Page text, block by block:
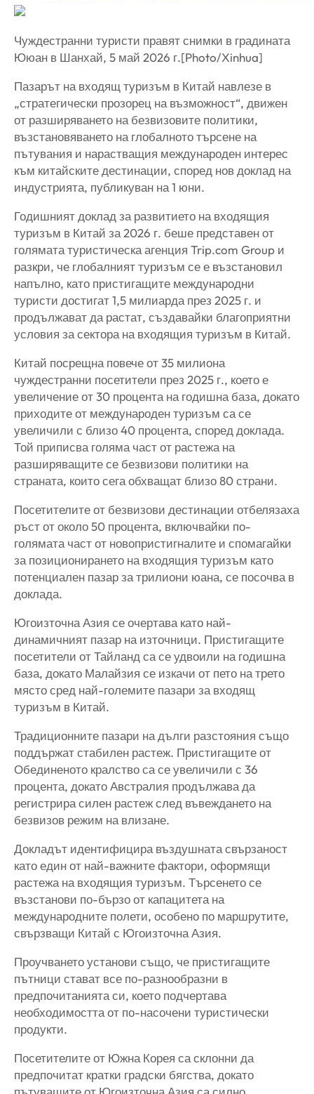
Чуждестранни туристи правят снимки в градината
Ююан в Шанхай, 5 май 2026 г.[Photo/Xinhua]
Пазарът на входящ туризъм в Китай навлезе в
„стратегически прозорец на възможност“, движен
от разширяването на безвизовите политики,
възстановяването на глобалното търсене на
пътувания и нарастващия международен интерес
към китайските дестинации, според нов доклад на
индустрията, публикуван на 1 юни.
Годишният доклад за развитието на входящия
туризъм в Китай за 2026 г. беше представен от
голямата туристическа агенция Trip.com Group и
разкри, че глобалният туризъм се е възстановил
напълно, като пристигащите международни
туристи достигат 1,5 милиарда през 2025 г. и
продължават да растат, създавайки благоприятни
условия за сектора на входящия туризъм в Китай.
Китай посрещна повече от 35 милиона
чуждестранни посетители през 2025 г., което е
увеличение от 30 процента на годишна база, докато
приходите от международен туризъм са се
увеличили с близо 40 процента, според доклада.
Той приписва голяма част от растежа на
разширяващите се безвизови политики на
страната, които сега обхващат близо 80 страни.
Посетителите от безвизови дестинации отбелязаха
ръст от около 50 процента, включвайки по-
голямата част от новопристигналите и спомагайки
за позиционирането на входящия туризъм като
потенциален пазар за трилиони юана, се посочва в
доклада.
Югоизточна Азия се очертава като най-
динамичният пазар на източници. Пристигащите
посетители от Тайланд са се удвоили на годишна
база, докато Малайзия се изкачи от пето на трето
място сред най-големите пазари за входящ
туризъм в Китай.
Традиционните пазари на дълги разстояния също
поддържат стабилен растеж. Пристигащите от
Обединеното кралство са се увеличили с 36
процента, докато Австралия продължава да
регистрира силен растеж след въвеждането на
безвизов режим на влизане.
Докладът идентифицира въздушната свързаност
като един от най-важните фактори, оформящи
растежа на входящия туризъм. Търсенето се
възстанови по-бързо от капацитета на
международните полети, особено по маршрутите,
свързващи Китай с Югоизточна Азия.
Проучването установи също, че пристигащите
пътници стават все по-разнообразни в
предпочитанията си, което подчертава
необходимостта от по-насочени туристически
продукти.
Посетителите от Южна Корея са склонни да
предпочитат кратки градски бягства, докато